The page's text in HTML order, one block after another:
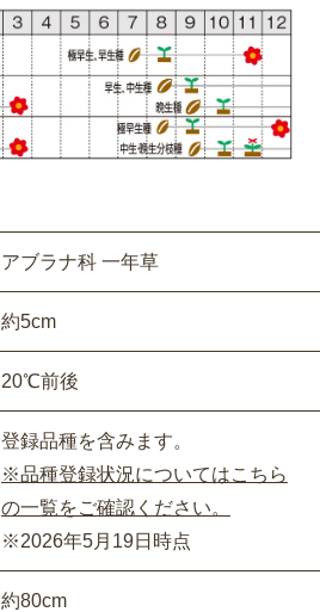
アブラナ科 一年草
約5cm
20℃前後
登録品種を含みます。
※品種登録状況についてはこちら
の一覧をご確認ください。
※2026年5月19日時点
約80cm